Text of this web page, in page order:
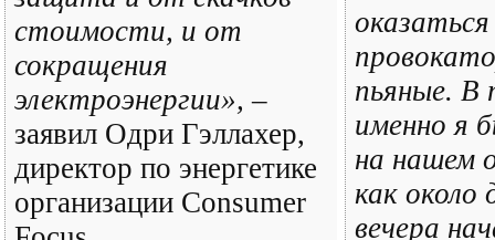
стоимости, и от
сокращения
электроэнергии», –
заявил Одри Гэллахер,
директор по энергетике
организации Consumer
оказаться
пьяные. В
именно я
на нашем
как около
вечера